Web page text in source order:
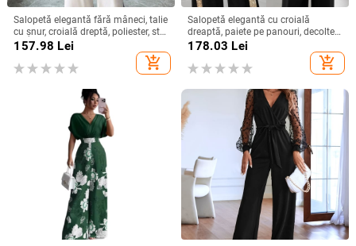
Salopetă elegantă fără mâneci, talie
cu șnur, croială dreptă, poliester, stil
urban elegant, primăvară-vară 2025
157.98 Lei
add_shopping_cart
Salopetă elegantă cu croială
dreaptă, paiete pe panouri, decolteu
pătrat, talie reglabilă
178.03 Lei
add_shopping_cart